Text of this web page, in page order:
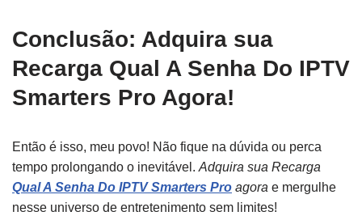
Conclusão: Adquira sua
Recarga Qual A Senha Do IPTV
Smarters Pro Agora!
Então é isso, meu povo! Não fique na dúvida ou perca
tempo prolongando o inevitável. Adquira sua Recarga
Qual A Senha Do IPTV Smarters Pro agora e mergulhe
nesse universo de entretenimento sem limites!